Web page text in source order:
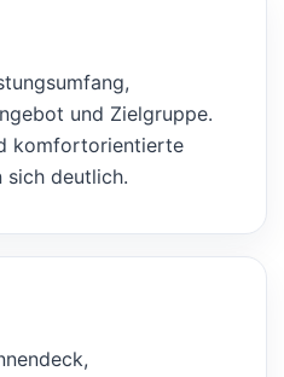
und Zielgruppe.
komfortorientierte
sich deutlich.